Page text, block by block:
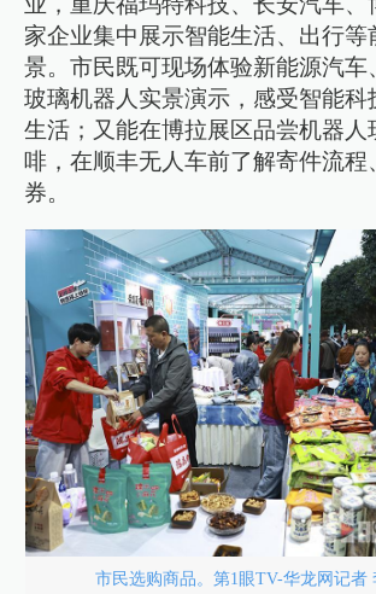
家企业集中展示智能生活、出行等
景。市民既可现场体验新能源汽车
玻璃机器人实景演示，感受智能科
生活；又能在博拉展区品尝机器人
啡，在顺丰无人车前了解寄件流程
券。
市民选购商品。第1眼TV-华龙网记者